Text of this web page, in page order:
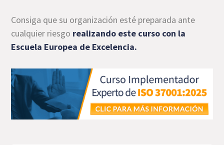
Consiga que su organización esté preparada ante
cualquier riesgo realizando este curso con la
Escuela Europea de Excelencia.